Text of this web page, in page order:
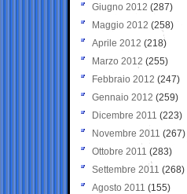
Giugno 2012 (287)
Maggio 2012 (258)
Aprile 2012 (218)
Marzo 2012 (255)
Febbraio 2012 (247)
Gennaio 2012 (259)
Dicembre 2011 (223)
Novembre 2011 (267)
Ottobre 2011 (283)
Settembre 2011 (268)
Agosto 2011 (155)